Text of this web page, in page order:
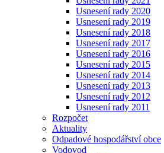
Usnesení rady 2020
Usnesení rady 2019
Usnesení rady 2018
Usnesení rady 2017
Usnesení rady 2016
Usnesení rady 2015
Usnesení rady 2014
Usnesení rady 2013
Usnesení rady 2012
Usnesení rady 2011
Rozpočet
Aktuality
Odpadové hospodářství obce
Vodovod